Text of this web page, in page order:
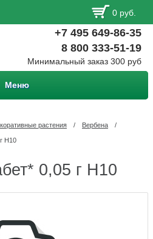
0 руб.
+7 495 649-86-35
8 800 333-51-19
Минимальный заказ 300 руб
Меню
растения / Вербена /
Н10
0,05 г Н10